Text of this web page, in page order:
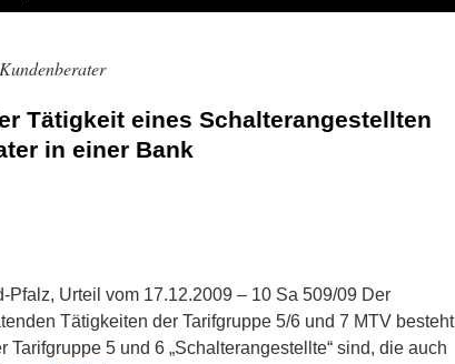
Tätigkeit eines Schalterangestellten
in einer Bank
Pfalz, Urteil vom 17.12.2009 – 10 Sa 509/09 Der
Tätigkeiten der Tarifgruppe 5/6 und 7 MTV besteht
Tarifgruppe 5 und 6 „Schalterangestellte“ sind, die auch